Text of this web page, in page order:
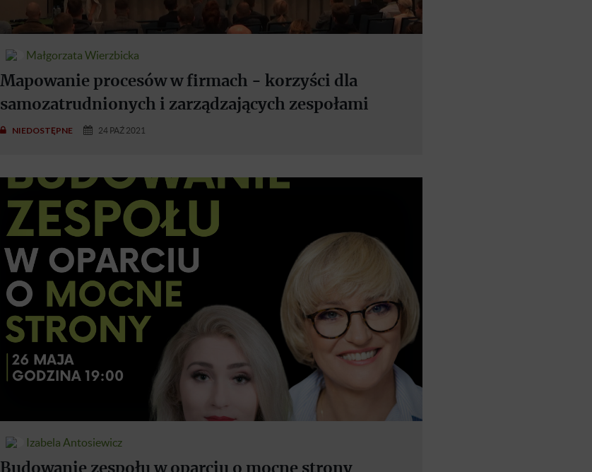
Małgorzata Wierzbicka
Mapowanie procesów w firmach - korzyści dla
samozatrudnionych i zarządzających zespołami
NIEDOSTĘPNE 24 PAŹ 2021
Izabela Antosiewicz
Budowanie zespołu w oparciu o mocne strony